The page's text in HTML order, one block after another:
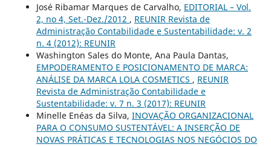
José Ribamar Marques de Carvalho, EDITORIAL – Vol.
2, no 4, Set.-Dez./2012 , REUNIR Revista de
Administração Contabilidade e Sustentabilidade: v. 2
n. 4 (2012): REUNIR
Washington Sales do Monte, Ana Paula Dantas,
EMPODERAMENTO E POSICIONAMENTO DE MARCA:
ANÁLISE DA MARCA LOLA COSMETICS , REUNIR
Revista de Administração Contabilidade e
Sustentabilidade: v. 7 n. 3 (2017): REUNIR
Minelle Enéas da Silva, INOVAÇÃO ORGANIZACIONAL
PARA O CONSUMO SUSTENTÁVEL: A INSERÇÃO DE
NOVAS PRÁTICAS E TECNOLOGIAS NOS NEGÓCIOS DO